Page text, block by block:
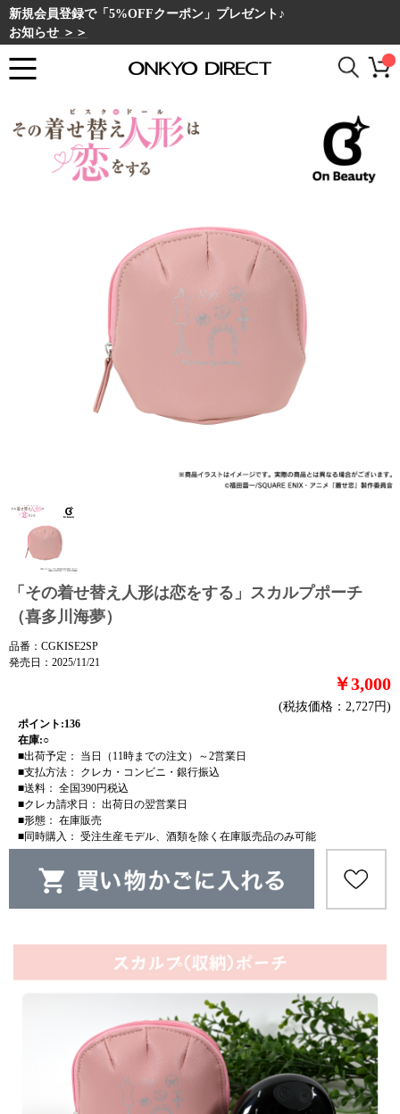
新規会員登録で「5%OFFクーポン」プレゼント♪
お知らせ ＞＞
「その着せ替え人形は恋をする」スカルプポーチ
（喜多川海夢）
品番：CGKISE2SP
発売日：2025/11/21
￥3,000
(税抜価格：2,727円)
ポイント:136
在庫:○
■出荷予定： 当日（11時までの注文）～2営業日
■支払方法： クレカ・コンビニ・銀行振込
■送料： 全国390円税込
■クレカ請求日： 出荷日の翌営業日
■形態： 在庫販売
■同時購入： 受注生産モデル、酒類を除く在庫販売品のみ可能